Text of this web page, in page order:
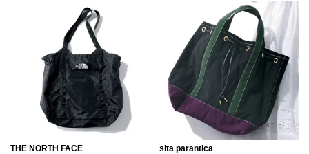
THE NORTH FACE sita parantica